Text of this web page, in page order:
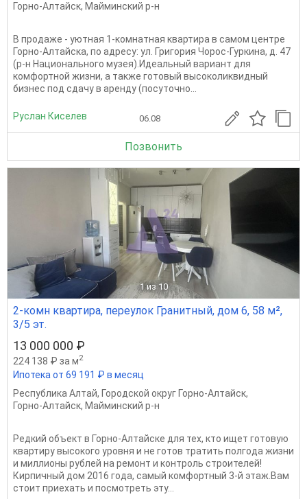
Горно-Алтайск, Майминский р-н
В продаже - уютная 1-комнатная квартира в самом центре
Горно-Алтайска, по адресу: ул. Григория Чорос-Гуркина, д. 47
(р-н Национального музея).Идеальный вариант для
комфортной жизни, а также готовый высоколиквидный
бизнес под сдачу в аренду (посуточно...
Руслан Киселев 06.08
Позвонить
1 из 10
2-комн квартира, переулок Гранитный, дом 6, 58 м²,
3/5 эт.
13 000 000 ₽
224 138 ₽ за м2
Ипотека от 69 191 ₽ в месяц
Республика Алтай, Городской округ Горно-Алтайск,
Горно-Алтайск, Майминский р-н
Редкий объект в Горно-Алтайске для тех, кто ищет готовую
квартиру высокого уровня и не готов тратить полгода жизни
и миллионы рублей на ремонт и контроль строителей!
Кирпичный дом 2016 года, самый комфортный 3-й этаж.Вам
стоит приехать и посмотреть эту...